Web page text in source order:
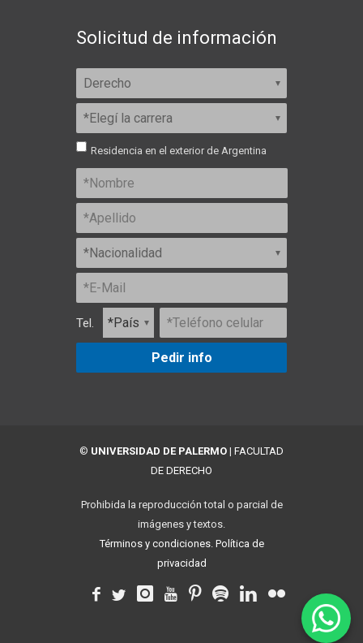
Solicitud de información
Residencia en el exterior de Argentina
Tel.
Pedir info
© UNIVERSIDAD DE PALERMO | FACULTAD
DE DERECHO
Prohibida la reproducción total o parcial de
imágenes y textos.
Términos y condiciones. Política de
privacidad